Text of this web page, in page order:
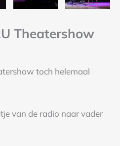
Theatershow
toch helemaal
van de radio naar vader